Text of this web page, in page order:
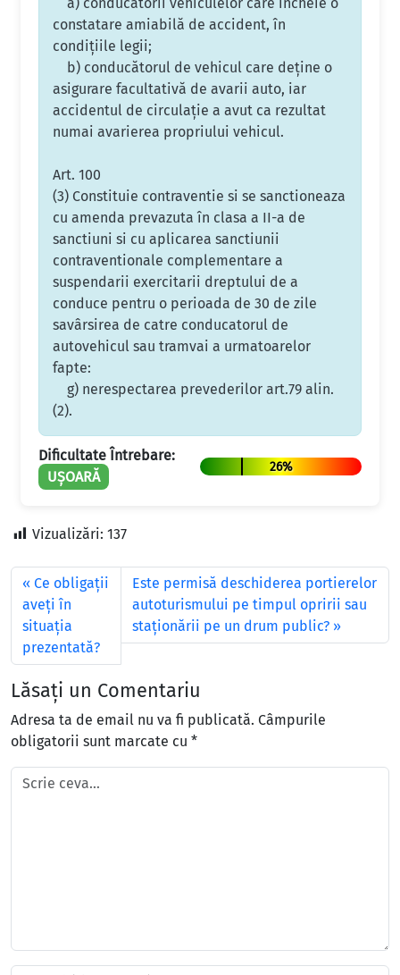
constatare amiabilă de accident, în
condiţiile legii;
b) conducătorul de vehicul care deţine o
asigurare facultativă de avarii auto, iar
accidentul de circulaţie a avut ca rezultat
numai avarierea propriului vehicul.
Art. 100
(3) Constituie contraventie si se sanctioneaza
cu amenda prevazuta în clasa a II-a de
sanctiuni si cu aplicarea sanctiunii
contraventionale complementare a
suspendarii exercitarii dreptului de a
conduce pentru o perioada de 30 de zile
savârsirea de catre conducatorul de
autovehicul sau tramvai a urmatoarelor
fapte:
g) nerespectarea prevederilor art.79 alin.
(2).
Dificultate Întrebare:
UȘOARĂ
26%
Vizualizări: 137
Ce obligaţii
aveţi în
situaţia
prezentată?
Este permisă deschiderea portierelor
autoturismului pe timpul opririi sau
staţionării pe un drum public?
Lăsați un Comentariu
Adresa ta de email nu va fi publicată. Câmpurile
obligatorii sunt marcate cu *